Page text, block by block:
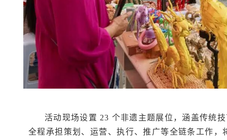
活动现场设置 23 个非遗主题展位，涵盖传统
全程承担策划、运营、执行、推广等全链条工作